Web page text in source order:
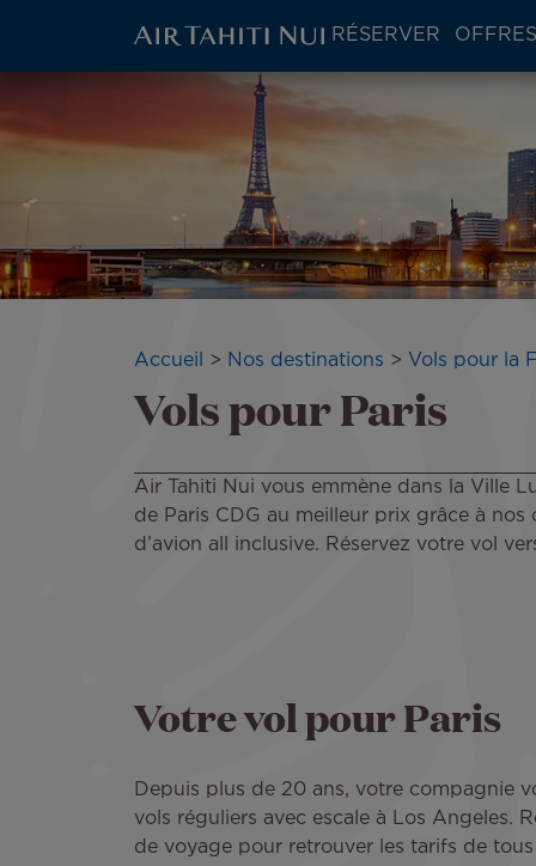
contenu
ATN:
Main
RÉSERVER
Fil
d'Ariane
Accueil Nos destinations Vols pour la
Vols pour Paris
Air Tahiti Nui vous emmène dans la Ville
de Paris CDG au meilleur prix grâce à
d’avion all inclusive. Réservez votre vol
Votre vol pour Paris
Depuis plus de 20 ans, votre compagnie
vols réguliers avec escale à Los Angeles.
de voyage pour retrouver les tarifs de